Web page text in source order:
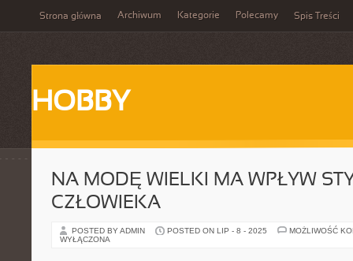
Strona główna Archiwum Kategorie Polecamy Spis Treści
HOBBY
NA MODĘ WIELKI MA WPŁYW
CZŁOWIEKA
POSTED BY ADMIN POSTED ON LIP - 8 - 2025
MOŻLIWOŚĆ
WYŁĄCZONA